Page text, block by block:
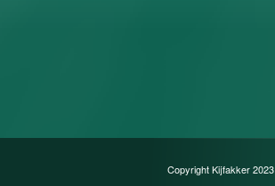
Copyright Kijfakker 2023